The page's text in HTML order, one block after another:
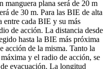
manguera plana será de 20 m
de 30 m. Para las BIE de alta
entre cada BIE y su más
de acción. La distancia desde
hasta la BIE más próxima
acción de la misma. Tanto la
y el radio de acción, se
evacuación. La longitud